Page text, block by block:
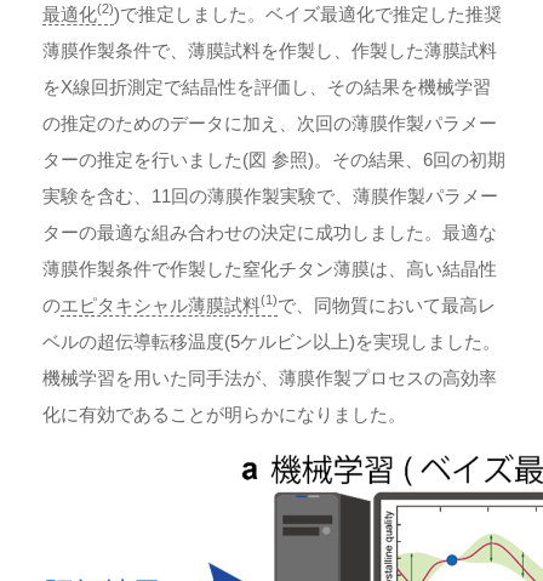
最適化(2))で推定しました。ベイズ最適化で推定した推奨
薄膜作製条件で、薄膜試料を作製し、作製した薄膜試料
をX線回折測定で結晶性を評価し、その結果を機械学習
の推定のためのデータに加え、次回の薄膜作製パラメー
ターの推定を行いました(図 参照)。その結果、6回の初期
実験を含む、11回の薄膜作製実験で、薄膜作製パラメー
ターの最適な組み合わせの決定に成功しました。最適な
薄膜作製条件で作製した窒化チタン薄膜は、高い結晶性
のエピタキシャル薄膜試料(1)で、同物質において最高レ
ベルの超伝導転移温度(5ケルビン以上)を実現しました。
機械学習を用いた同手法が、薄膜作製プロセスの高効率
化に有効であることが明らかになりました。